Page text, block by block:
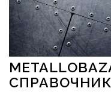
Перейти к содержимому